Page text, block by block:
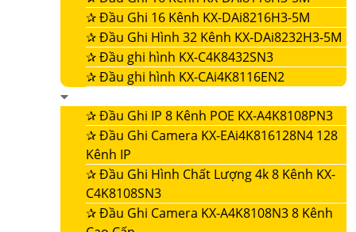
✰Đầu Ghi 16 Kênh KX-DAi8216H3-5M
✰Đầu Ghi Hình 32 Kênh KX-DAi8232H3-5M
✰Đầu ghi hình KX-C4K8432SN3
✰Đầu ghi hình KX-CAi4K8116EN2
✰Đầu Ghi IP 8 Kênh POE KX-A4K8108PN3
✰Đầu Ghi Camera KX-EAi4K816128N4 128
Kênh IP
✰Đầu Ghi Hình Chất Lượng 4k 8 Kênh KX-
C4K8108SN3
✰Đầu Ghi Camera KX-A4K8108N3 8 Kênh